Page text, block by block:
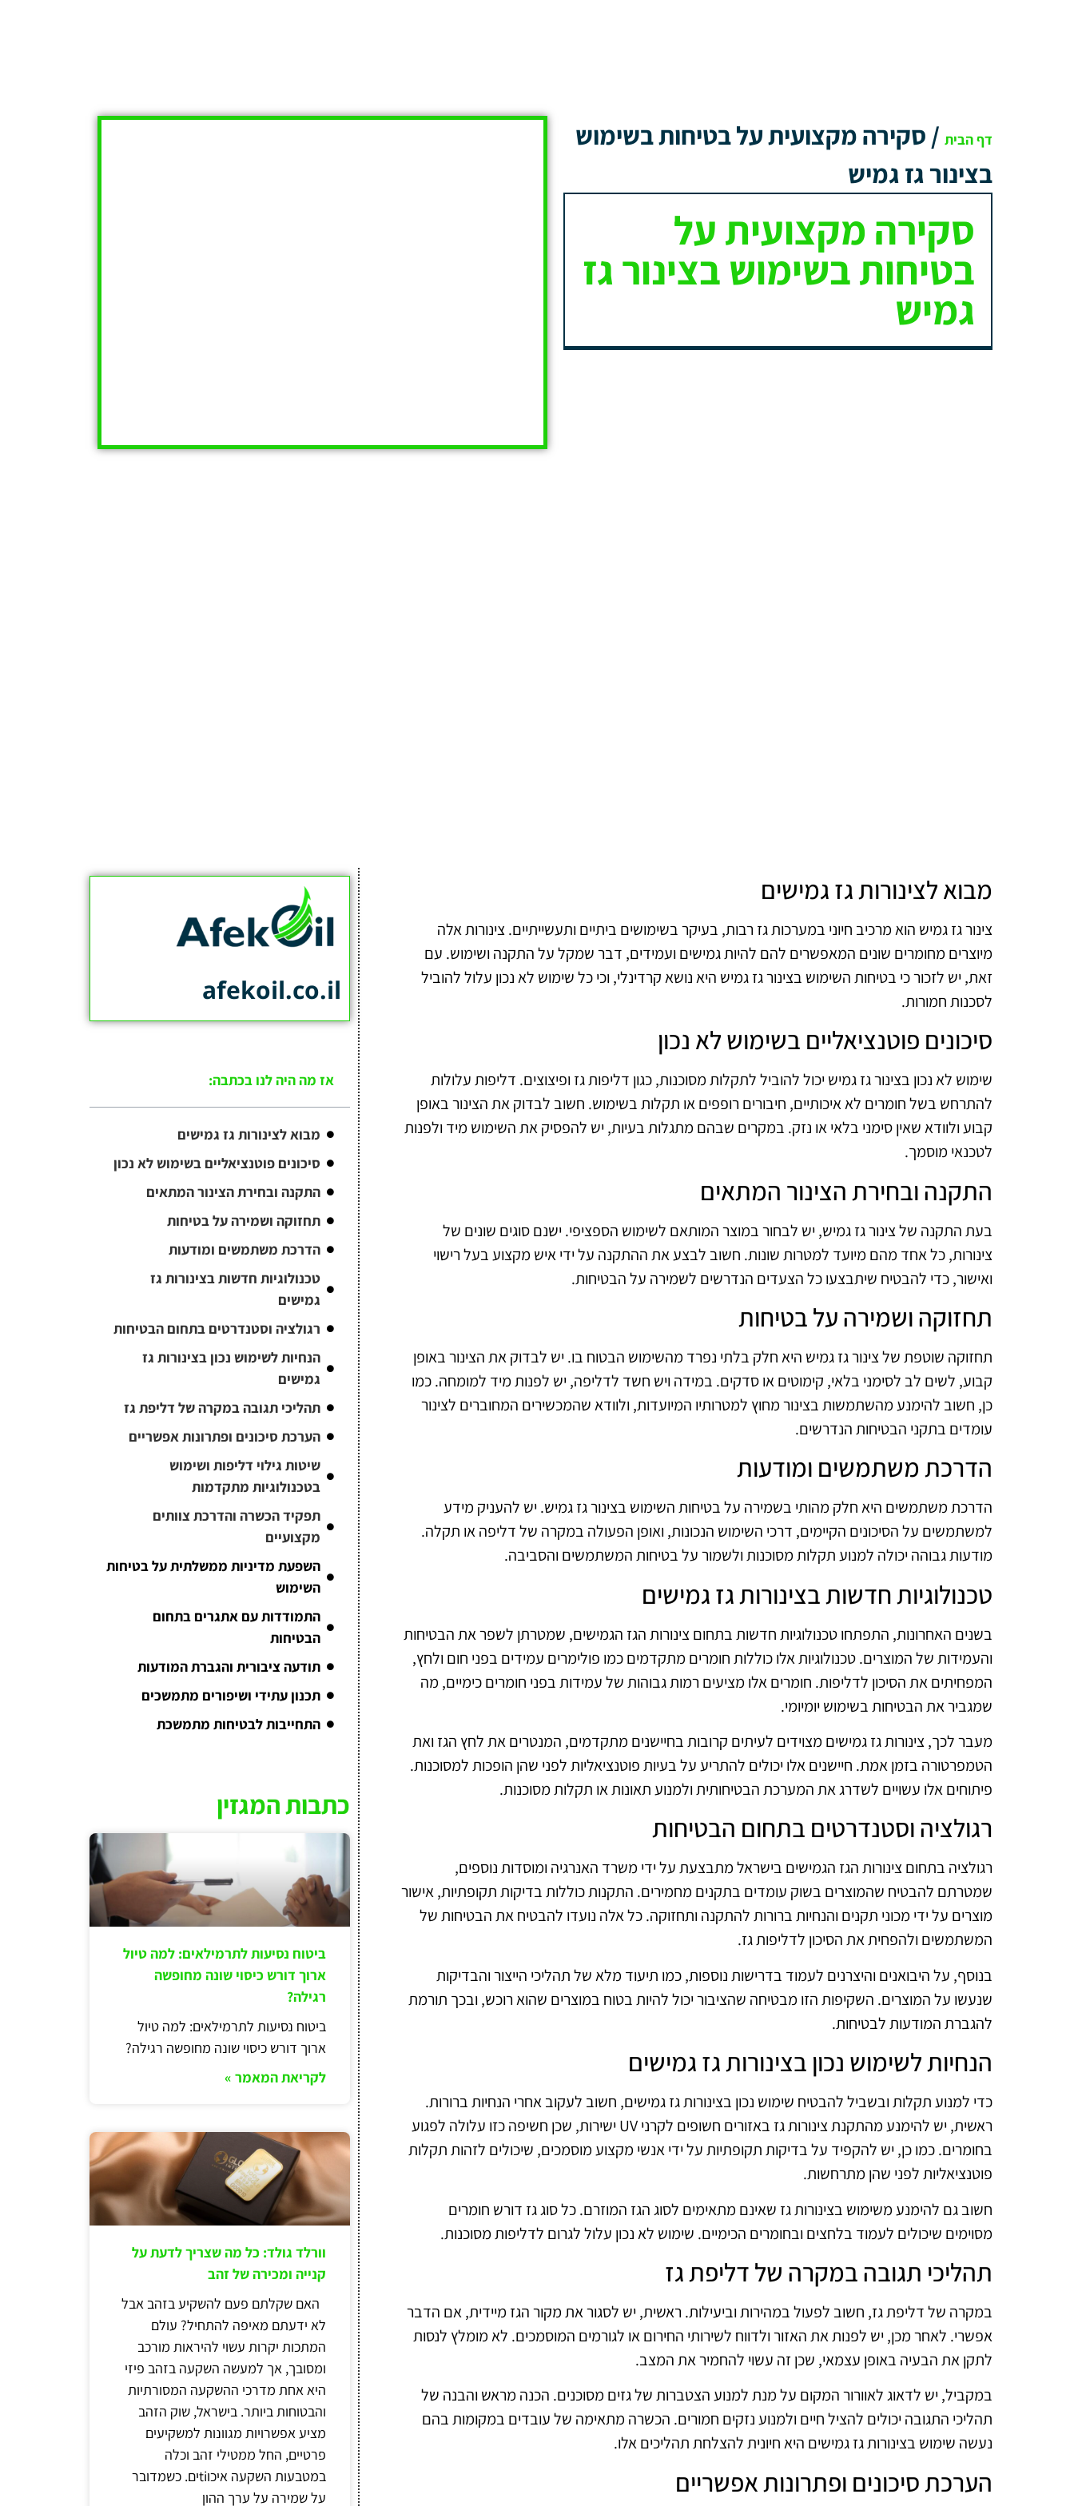
דף הבית /סקירה מקצועית על בטיחות בשימוש
בצינור גז גמיש
סקירה מקצועית על
בטיחות בשימוש בצינור גז
גמיש
מבוא לצינורות גז גמישים
צינור גז גמיש הוא מרכיב חיוני במערכות גז רבות, בעיקר בשימושים ביתיים ותעשייתיים. צינורות אלה
מיוצרים מחומרים שונים המאפשרים להם להיות גמישים ועמידים, דבר שמקל על התקנה ושימוש. עם
זאת, יש לזכור כי בטיחות השימוש בצינור גז גמיש היא נושא קרדינלי, וכי כל שימוש לא נכון עלול להוביל
לסכנות חמורות.
סיכונים פוטנציאליים בשימוש לא נכון
שימוש לא נכון בצינור גז גמיש יכול להוביל לתקלות מסוכנות, כגון דליפות גז ופיצוצים. דליפות עלולות
להתרחש בשל חומרים לא איכותיים, חיבורים רופפים או תקלות בשימוש. חשוב לבדוק את הצינור באופן
קבוע ולוודא שאין סימני בלאי או נזק. במקרים שבהם מתגלות בעיות, יש להפסיק את השימוש מיד ולפנות
לטכנאי מוסמך.
התקנה ובחירת הצינור המתאים
בעת התקנה של צינור גז גמיש, יש לבחור במוצר המותאם לשימוש הספציפי. ישנם סוגים שונים של
צינורות, כל אחד מהם מיועד למטרות שונות. חשוב לבצע את ההתקנה על ידי איש מקצוע בעל רישוי
ואישור, כדי להבטיח שיתבצעו כל הצעדים הנדרשים לשמירה על הבטיחות.
תחזוקה ושמירה על בטיחות
תחזוקה שוטפת של צינור גז גמיש היא חלק בלתי נפרד מהשימוש הבטוח בו. יש לבדוק את הצינור באופן
קבוע, לשים לב לסימני בלאי, קימוטים או סדקים. במידה ויש חשד לדליפה, יש לפנות מיד למומחה. כמו
כן, חשוב להימנע מהשתמשות בצינור מחוץ למטרותיו המיועדות, ולוודא שהמכשירים המחוברים לצינור
עומדים בתקני הבטיחות הנדרשים.
הדרכת משתמשים ומודעות
הדרכת משתמשים היא חלק מהותי בשמירה על בטיחות השימוש בצינור גז גמיש. יש להעניק מידע
למשתמשים על הסיכונים הקיימים, דרכי השימוש הנכונות, ואופן הפעולה במקרה של דליפה או תקלה.
מודעות גבוהה יכולה למנוע תקלות מסוכנות ולשמור על בטיחות המשתמשים והסביבה.
טכנולוגיות חדשות בצינורות גז גמישים
בשנים האחרונות, התפתחו טכנולוגיות חדשות בתחום צינורות הגז הגמישים, שמטרתן לשפר את הבטיחות
והעמידות של המוצרים. טכנולוגיות אלו כוללות חומרים מתקדמים כמו פולימרים עמידים בפני חום ולחץ,
המפחיתים את הסיכון לדליפות. חומרים אלו מציעים רמות גבוהות של עמידות בפני חומרים כימיים, מה
שמגביר את הבטיחות בשימוש יומיומי.
מעבר לכך, צינורות גז גמישים מצוידים לעיתים קרובות בחיישנים מתקדמים, המנטרים את לחץ הגז ואת
הטמפרטורה בזמן אמת. חיישנים אלו יכולים להתריע על בעיות פוטנציאליות לפני שהן הופכות למסוכנות.
פיתוחים אלו עשויים לשדרג את המערכת הבטיחותית ולמנוע תאונות או תקלות מסוכנות.
רגולציה וסטנדרטים בתחום הבטיחות
רגולציה בתחום צינורות הגז הגמישים בישראל מתבצעת על ידי משרד האנרגיה ומוסדות נוספים,
שמטרתם להבטיח שהמוצרים בשוק עומדים בתקנים מחמירים. התקנות כוללות בדיקות תקופתיות, אישור
מוצרים על ידי מכוני תקנים והנחיות ברורות להתקנה ותחזוקה. כל אלה נועדו להבטיח את הבטיחות של
המשתמשים ולהפחית את הסיכון לדליפות גז.
בנוסף, על היבואנים והיצרנים לעמוד בדרישות נוספות, כמו תיעוד מלא של תהליכי הייצור והבדיקות
שנעשו על המוצרים. השקיפות הזו מבטיחה שהציבור יכול להיות בטוח במוצרים שהוא רוכש, ובכך תורמת
להגברת המודעות לבטיחות.
הנחיות לשימוש נכון בצינורות גז גמישים
כדי למנוע תקלות ובשביל להבטיח שימוש נכון בצינורות גז גמישים, חשוב לעקוב אחרי הנחיות ברורות.
ראשית, יש להימנע מהתקנת צינורות גז באזורים חשופים לקרני UV ישירות, שכן חשיפה כזו עלולה לפגוע
בחומרים. כמו כן, יש להקפיד על בדיקות תקופתיות על ידי אנשי מקצוע מוסמכים, שיכולים לזהות תקלות
פוטנציאליות לפני שהן מתרחשות.
חשוב גם להימנע משימוש בצינורות גז שאינם מתאימים לסוג הגז המוזרם. כל סוג גז דורש חומרים
מסוימים שיכולים לעמוד בלחצים ובחומרים הכימיים. שימוש לא נכון עלול לגרום לדליפות מסוכנות.
תהליכי תגובה במקרה של דליפת גז
במקרה של דליפת גז, חשוב לפעול במהירות וביעילות. ראשית, יש לסגור את מקור הגז מיידית, אם הדבר
אפשרי. לאחר מכן, יש לפנות את האזור ולדווח לשירותי החירום או לגורמים המוסמכים. לא מומלץ לנסות
לתקן את הבעיה באופן עצמאי, שכן זה עשוי להחמיר את המצב.
במקביל, יש לדאוג לאוורור המקום על מנת למנוע הצטברות של גזים מסוכנים. הכנה מראש והבנה של
תהליכי התגובה יכולים להציל חיים ולמנוע נזקים חמורים. הכשרה מתאימה של עובדים במקומות בהם
נעשה שימוש בצינורות גז גמישים היא חיונית להצלחת תהליכים אלו.
הערכת סיכונים ופתרונות אפשריים
afekoil.co.il
אז מה היה לנו בכתבה:
מבוא לצינורות גז גמישים
סיכונים פוטנציאליים בשימוש לא נכון
התקנה ובחירת הצינור המתאים
תחזוקה ושמירה על בטיחות
הדרכת משתמשים ומודעות
טכנולוגיות חדשות בצינורות גז
גמישים
רגולציה וסטנדרטים בתחום הבטיחות
הנחיות לשימוש נכון בצינורות גז
גמישים
תהליכי תגובה במקרה של דליפת גז
הערכת סיכונים ופתרונות אפשריים
שיטות גילוי דליפות ושימוש
בטכנולוגיות מתקדמות
תפקיד הכשרה והדרכת צוותים
מקצועיים
השפעת מדיניות ממשלתית על בטיחות
השימוש
התמודדות עם אתגרים בתחום
הבטיחות
תודעה ציבורית והגברת המודעות
תכנון עתידי ושיפורים מתמשכים
התחייבות לבטיחות מתמשכת
כתבות המגזין
ביטוח נסיעות לתרמילאים: למה טיול
ארוך דורש כיסוי שונה מחופשה
רגילה?
ביטוח נסיעות לתרמילאים: למה טיול
ארוך דורש כיסוי שונה מחופשה רגילה?
לקריאת המאמר »
וורלד גולד: כל מה שצריך לדעת על
קנייה ומכירה של זהב
האם שקלתם פעם להשקיע בזהב אבל
לא ידעתם מאיפה להתחיל? עולם
המתכות יקרות עשוי להיראות מורכב
ומסובך, אך למעשה השקעה בזהב פיזי
היא אחת מדרכי ההשקעה המסורתיות
והבטוחות ביותר. בישראל, שוק הזהב
מציע אפשרויות מגוונות למשקיעים
פרטיים, החל ממטילי זהב וכלה
במטבעות השקעה איכוtiים. כשמדובר
על שמירה על ערך ההון